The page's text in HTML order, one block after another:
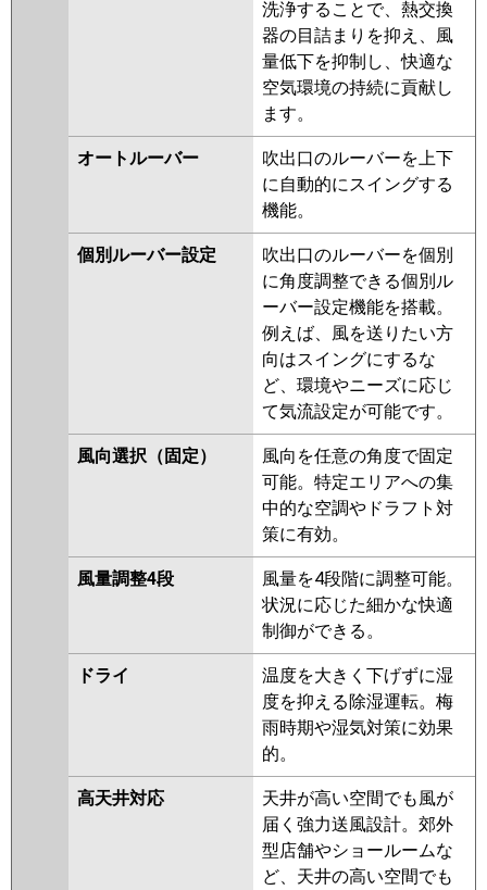
PLZT-HRMP160GFY PLZT-
HRMP160GY PLZT-HRMP160GFV
PLZT-HRMP160GV
RCIC-GP160RSHG3
GP160RHNG2 RCIC-GP160RSHG2
RCIC-GP160RSHG1 RCIC-
GP160RHNG1 RCIC-GP160RHNG
RCIC-GP160RSHG
三菱重工
洗浄することで、熱交換
器の目詰まりを抑え、風
量低下を抑制し、快適な
空気環境の持続に貢献し
ます。
オートルーバー
吹出口のルーバーを上下
に自動的にスイングする
機能。
個別ルーバー設定
吹出口のルーバーを個別
に角度調整できる個別ル
ーバー設定機能を搭載。
例えば、風を送りたい方
向はスイングにするな
ど、環境やニーズに応じ
て気流設定が可能です。
風向選択（固定）
風向を任意の角度で固定
可能。特定エリアへの集
中的な空調やドラフト対
策に有効。
風量調整4段
風量を4段階に調整可能。
状況に応じた細かな快適
制御ができる。
ドライ
温度を大きく下げずに湿
度を抑える除湿運転。梅
雨時期や湿気対策に効果
的。
高天井対応
天井が高い空間でも風が
届く強力送風設計。郊外
型店舗やショールームな
ど、天井の高い空間でも